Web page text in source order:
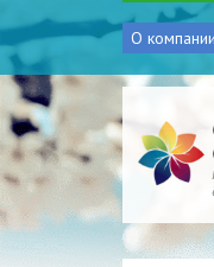
О компании